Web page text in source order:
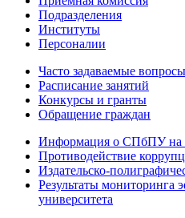
Подразделения
Институты
Персоналии
Часто задаваемые вопросы
Расписание занятий
Конкурсы и гранты
Обращение граждан
Информация о СПбПУ на
Противодействие
Издательско-
Результаты мониторинга
университета